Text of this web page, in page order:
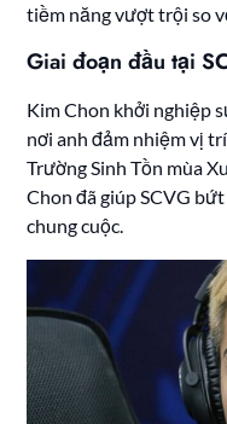
tiềm năng vượt trội so
Giai đoạn đầu tại
Kim Chon khởi nghiệp
nơi anh đảm nhiệm vị
Trường Sinh Tồn mùa
Chon đã giúp SCVG
chung cuộc.